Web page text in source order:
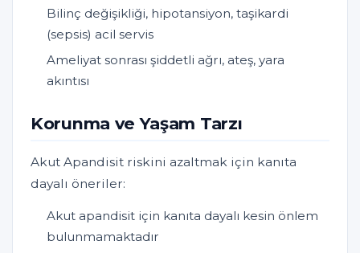
Bilinç değişikliği, hipotansiyon, taşikardi
(sepsis) acil servis
Ameliyat sonrası şiddetli ağrı, ateş, yara
akıntısı
Korunma ve Yaşam Tarzı
Akut Apandisit riskini azaltmak için kanıta
dayalı öneriler:
Akut apandisit için kanıta dayalı kesin önlem
bulunmamaktadır